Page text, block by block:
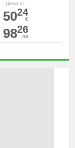
Цена от
5024
€
9826
лв